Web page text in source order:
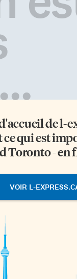
del-
ce qui est
Toronto - en
VOIR L-